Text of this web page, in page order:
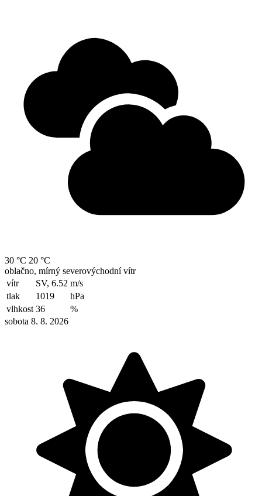
30 °C 20 °C
oblačno, mírný severovýchodní vítr
vítr
SV, 6.52 m/s
tlak
1019
hPa
vlhkost 36
%
sobota 8. 8. 2026